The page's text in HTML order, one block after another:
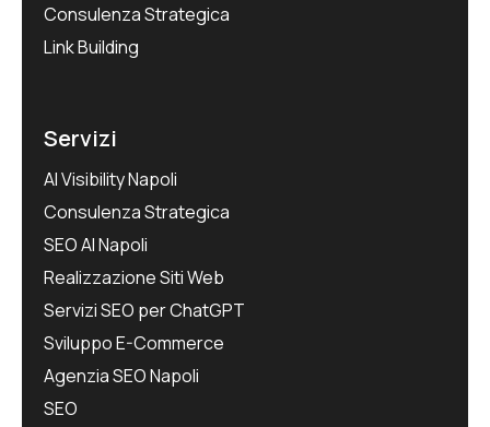
Consulenza Strategica
Link Building
Servizi
AI Visibility Napoli
Consulenza Strategica
SEO AI Napoli
Realizzazione Siti Web
Servizi SEO per ChatGPT
Sviluppo E-Commerce
Agenzia SEO Napoli
SEO